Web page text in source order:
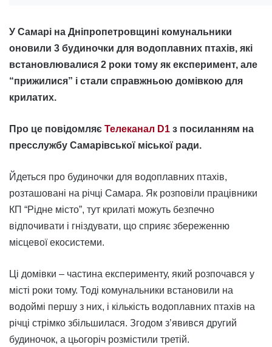
У Самарі на Дніпропетровщині комунальники
оновили 3 будиночки для водоплавних птахів, які
встановлювалися 2 роки тому як експеримент, але
“прижилися” і стали справжньою домівкою для
крилатих.
Про це повідомляє Телеканал D1 з посиланням на
пресслужбу Самарівської міської ради.
Йдеться про будиночки для водоплавних птахів,
розташовані на річці Самара. Як розповіли працівники
КП “Рідне місто”, тут крилаті можуть безпечно
відпочивати і гніздувати, що сприяє збереженню
місцевої екосистеми.
Ці домівки – частина експерименту, який розпочався у
місті роки тому. Тоді комунальники встановили на
водоймі першу з них, і кількість водоплавних птахів на
річці стрімко збільшилася. Згодом з’явився другий
будиночок, а цьогоріч розмістили третій.